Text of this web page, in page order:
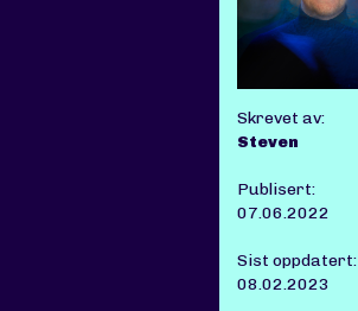
Skrevet av:
Steven
Publisert:
07.06.2022
Sist oppdatert:
08.02.2023